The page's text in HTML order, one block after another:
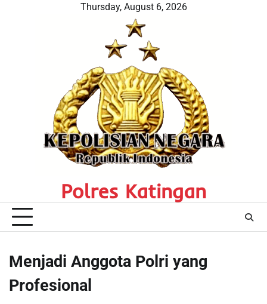
Thursday, August 6, 2026
Polres Katingan
Menjadi Anggota Polri yang
Profesional